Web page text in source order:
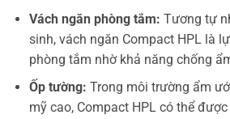
Vách ngăn phòng tắm: Tương tự
sinh, vách ngăn Compact HPL là
phòng tắm nhờ khả năng chống
Ốp tường: Trong môi trường ẩm
mỹ cao, Compact HPL có thể